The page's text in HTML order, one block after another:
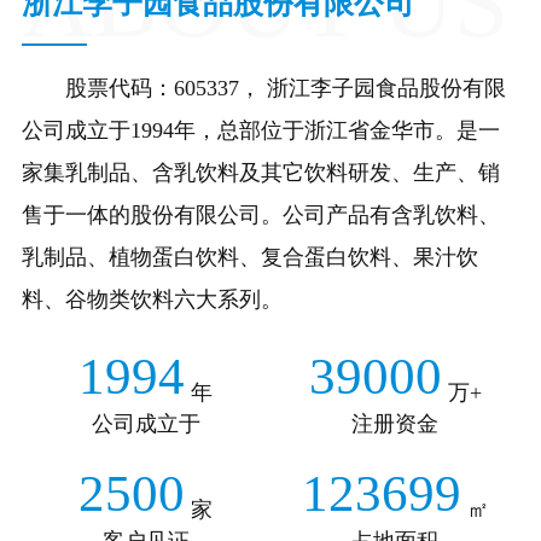
股票代码：605337， 浙江李子园食品股份有限
公司成立于1994年，总部位于浙江省金华市。是一
家集乳制品、含乳饮料及其它饮料研发、生产、销
售于一体的股份有限公司。公司产品有含乳饮料、
乳制品、植物蛋白饮料、复合蛋白饮料、果汁饮
料、谷物类饮料六大系列。
1994 年
公司成立于
39000 万+
注册资金
2500 家
123699 ㎡